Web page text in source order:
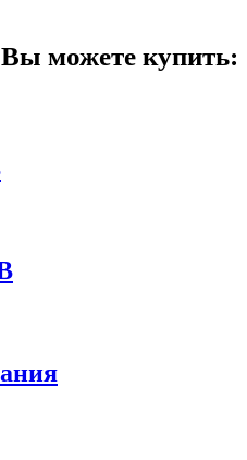
можете купить: